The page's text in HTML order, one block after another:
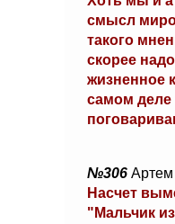
смысл
такого
скорее
жизненное
самом деле
№306 Артем
Насчет
"Мальчик